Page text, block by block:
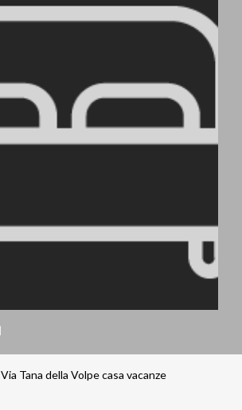
Via Tana della Volpe casa vacanze